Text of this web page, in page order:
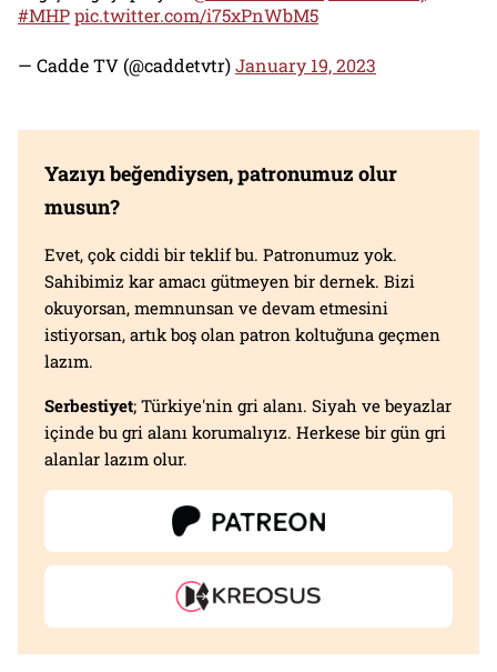
#MHPpic.twitter.com/i75xPnWbM5
— Cadde TV (@caddetvtr)January 19, 2023
Yazıyı beğendiysen, patronumuz olur
musun?
Evet, çok ciddi bir teklif bu. Patronumuz yok.
Sahibimiz kar amacı gütmeyen bir dernek. Bizi
okuyorsan, memnunsan ve devam etmesini
istiyorsan, artık boş olan patron koltuğuna geçmen
lazım.
Serbestiyet; Türkiye'nin gri alanı. Siyah ve beyazlar
içinde bu gri alanı korumalıyız. Herkese bir gün gri
alanlar lazım olur.